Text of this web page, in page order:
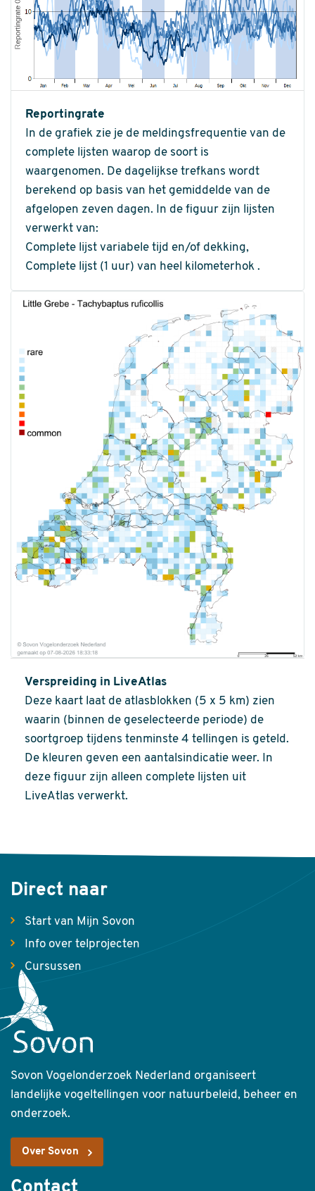
Reportingrate
In de grafiek zie je de meldingsfrequentie van de
complete lijsten waarop de soort is
waargenomen. De dagelijkse trefkans wordt
berekend op basis van het gemiddelde van de
afgelopen zeven dagen. In de figuur zijn lijsten
verwerkt van:
Complete lijst variabele tijd en/of dekking,
Complete lijst (1 uur) van heel kilometerhok .
Verspreiding in LiveAtlas
Deze kaart laat de atlasblokken (5 x 5 km) zien
waarin (binnen de geselecteerde periode) de
soortgroep tijdens tenminste 4 tellingen is geteld.
De kleuren geven een aantalsindicatie weer. In
deze figuur zijn alleen complete lijsten uit
LiveAtlas verwerkt.
Direct naar
Start van Mijn Sovon
Info over telprojecten
Cursussen
Sovon Vogelonderzoek Nederland organiseert
landelijke vogeltellingen voor natuurbeleid, beheer en
onderzoek.
Over Sovon